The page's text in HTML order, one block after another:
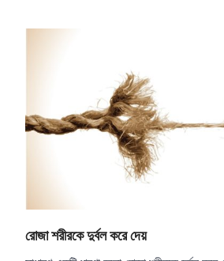
রোজা শরীরকে দুর্বল করে দেয়